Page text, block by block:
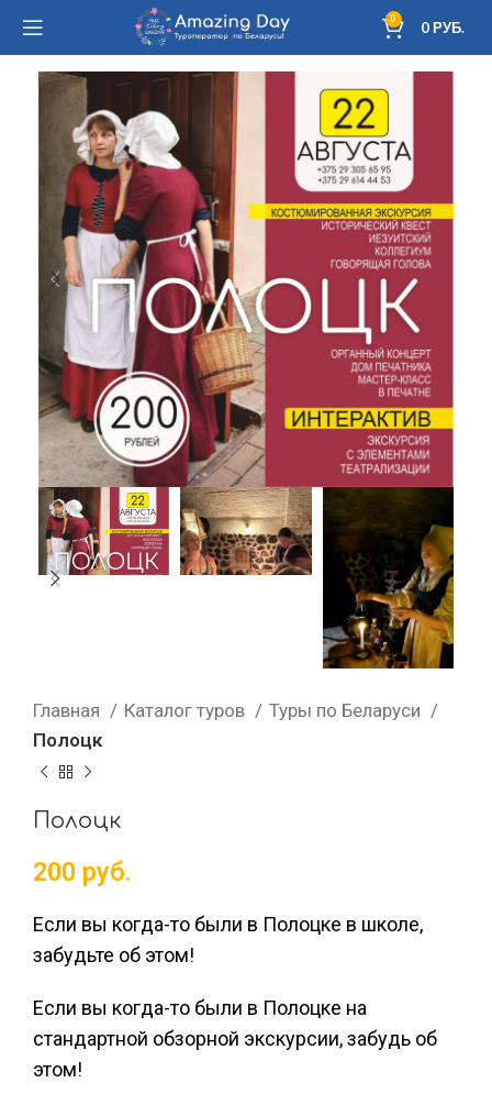
0 0РУБ.
Главная Каталог туров
Туры по Беларуси
Полоцк
Полоцк
200 руб.
Если вы когда-то были в Полоцке в школе,
забудьте об этом!
Если вы когда-то были в Полоцке на
стандартной обзорной экскурсии, забудь об
этом!